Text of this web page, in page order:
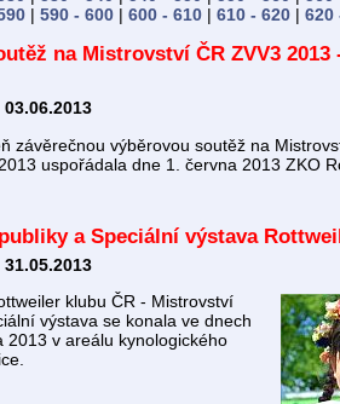
| 590 - 600| 600 - 610| 610 - 620| 620
na Mistrovství ČR ZVV3
03.06.2013
závěrečnou výběrovou soutěž na
uspořádala dne 1. června 2013 ZKO
a Speciální výstava
31.05.2013
klubu ČR - Mistrovství
výstava se konala ve dnech
2013 v areálu kynologického